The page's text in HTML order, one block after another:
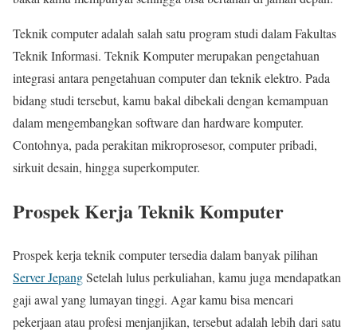
Teknik computer adalah salah satu program studi dalam Fakultas
Teknik Informasi. Teknik Komputer merupakan pengetahuan
integrasi antara pengetahuan computer dan teknik elektro. Pada
bidang studi tersebut, kamu bakal dibekali dengan kemampuan
dalam mengembangkan software dan hardware komputer.
Contohnya, pada perakitan mikroprosesor, computer pribadi,
sirkuit desain, hingga superkomputer.
Prospek Kerja Teknik Komputer
Prospek kerja teknik computer tersedia dalam banyak pilihan
Server JepangSetelah lulus perkuliahan, kamu juga mendapatkan
gaji awal yang lumayan tinggi. Agar kamu bisa mencari
pekerjaan atau profesi menjanjikan, tersebut adalah lebih dari satu